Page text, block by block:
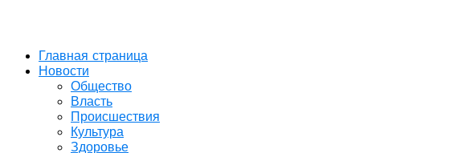
Главная страница
Новости
Общество
Власть
Происшествия
Культура
Здоровье